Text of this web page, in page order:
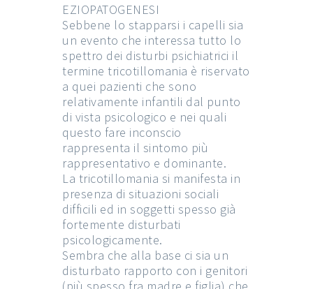
EZIOPATOGENESI
Sebbene lo stapparsi i capelli sia
un evento che interessa tutto lo
spettro dei disturbi psichiatrici il
termine tricotillomania è riservato
a quei pazienti che sono
relativamente infantili dal punto
di vista psicologico e nei quali
questo fare inconscio
rappresenta il sintomo più
rappresentativo e dominante.
La tricotillomania si manifesta in
presenza di situazioni sociali
difficili ed in soggetti spesso già
fortemente disturbati
psicologicamente.
Sembra che alla base ci sia un
disturbato rapporto con i genitori
(più spesso fra madre e figlia) che